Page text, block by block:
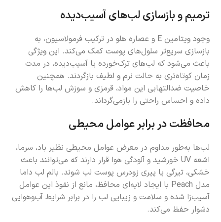
ترمیم و بازسازی لب‌های آسیب‌دیده
وجود ویتامین E و عصاره هلو در ترکیب فرمولاسیون، به
بازسازی سریع‌تر سلول‌های پوست کمک می‌کند. این ویژگی
باعث می‌شود که لب‌های ترک‌خورده یا آسیب‌دیده، در مدت
زمان کوتاه‌تری به حالت نرم و لطیف بازگردند. همچنین
خاصیت ضدالتهابی این مواد، قرمزی و سوزش لب‌ها را کاهش
داده و احساس راحتی را بازمی‌گرداند.
محافظت در برابر عوامل محیطی
لب‌ها به‌طور مداوم در معرض عوامل محیطی نظیر باد، سرما،
اشعه UV خورشید و آلودگی هوا قرار دارند که می‌توانند باعث
خشکی، تیرگی یا پیری زودرس پوست لب شوند. بالم لب داما
مدل Peach با ایجاد لایه‌ای محافظ، مانع از نفوذ این عوامل
آسیب‌زا شده و سلامت و زیبایی لب را در برابر شرایط آب‌وهوایی
دشوار حفظ می‌کند.